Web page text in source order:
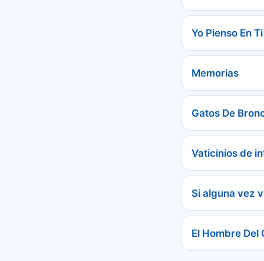
Yo Pienso En Ti
Memorias
Gatos De
Vaticinios de
Si alguna vez
El Hombre Del